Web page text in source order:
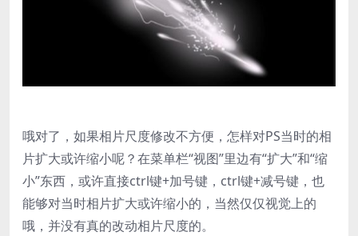
哦对了，如果相片尺度修改不方便，怎样对PS当时的相
片扩大或许缩小呢？在菜单栏“视图”里边有“扩大”和“缩
小”东西，或许直接ctrl键+加号键，ctrl键+减号键，也
能够对当时相片扩大或许缩小的，当然仅仅视觉上的
哦，并没有真的改动相片尺度的。